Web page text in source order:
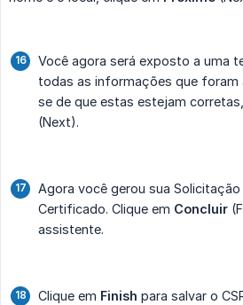
Você agora será exposto a uma
todas as informações que foram
se de que estas estejam
(Next).
Agora você gerou sua
Certificado. Clique em Concluir
assistente.
Clique em Finish para salvar o